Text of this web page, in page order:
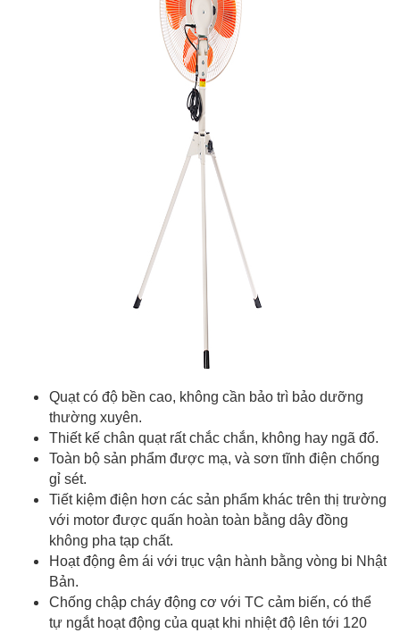
Quạt có độ bền cao, không cần bảo trì bảo dưỡng
thường xuyên.
Thiết kế chân quạt rất chắc chắn, không hay ngã đổ.
Toàn bộ sản phẩm được mạ, và sơn tĩnh điện chống
gỉ sét.
Tiết kiệm điện hơn các sản phẩm khác trên thị trường
với motor được quấn hoàn toàn bằng dây đồng
không pha tạp chất.
Hoạt động êm ái với trục vận hành bằng vòng bi Nhật
Bản.
Chống chập cháy động cơ với TC cảm biến, có thể
tự ngắt hoạt động của quạt khi nhiệt độ lên tới 120